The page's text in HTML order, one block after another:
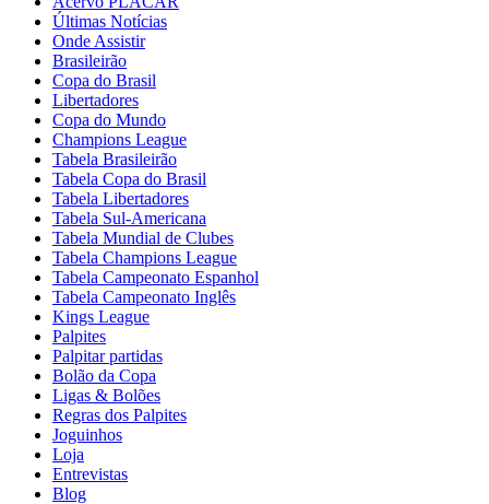
Últimas Notícias
Onde Assistir
Brasileirão
Copa do Brasil
Libertadores
Copa do Mundo
Champions League
Tabela Brasileirão
Tabela Copa do Brasil
Tabela Libertadores
Tabela Sul-Americana
Tabela Mundial de Clubes
Tabela Champions League
Tabela Campeonato Espanhol
Tabela Campeonato Inglês
Kings League
Palpites
Palpitar partidas
Bolão da Copa
Ligas & Bolões
Regras dos Palpites
Joguinhos
Loja
Entrevistas
Blog